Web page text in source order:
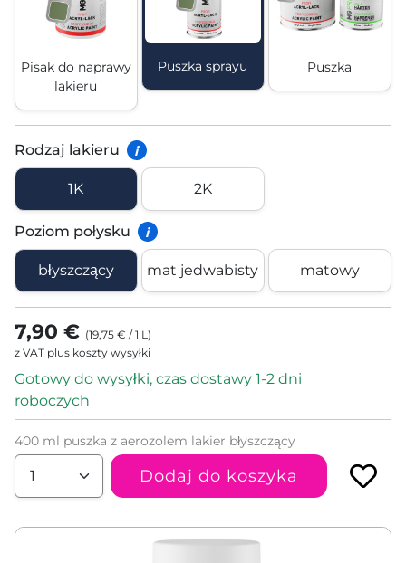
Pisak do naprawy
lakieru
Puszka sprayu Puszka
Rodzaj lakieru i
1K 2K
Poziom połysku i
błyszczący mat jedwabisty matowy
7,90 € (19,75 € /1 L )
z VAT plus koszty wysyłki
Gotowy do wysyłki, czas dostawy 1-2 dni
roboczych
400 ml puszka z aerozolem lakier błyszczący
Dodaj do koszyka